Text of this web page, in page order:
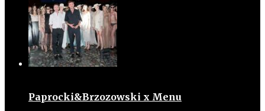
Paprocki&Brzozowski x Menu